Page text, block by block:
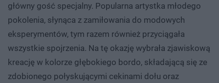
główny gość specjalny. Popularna artystka młodego
pokolenia, słynąca z zamiłowania do modowych
eksperymentów, tym razem również przyciągała
wszystkie spojrzenia. Na tę okazję wybrała zjawiskową
kreację w kolorze głębokiego bordo, składającą się ze
zdobionego połyskującymi cekinami dołu oraz